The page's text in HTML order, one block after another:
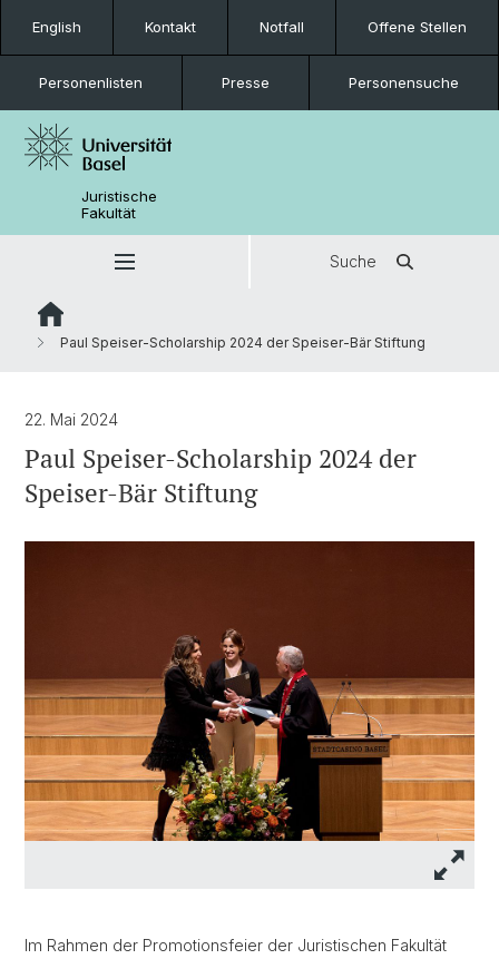
English Kontakt Notfall Offene Stellen
Personenlisten Presse Personensuche
Juristische
Fakultät
Suche
Paul Speiser-Scholarship 2024 der Speiser-Bär Stiftung
22. Mai 2024
Paul Speiser-Scholarship 2024 der
Speiser-Bär Stiftung
Im Rahmen der Promotionsfeier der Juristischen Fakultät